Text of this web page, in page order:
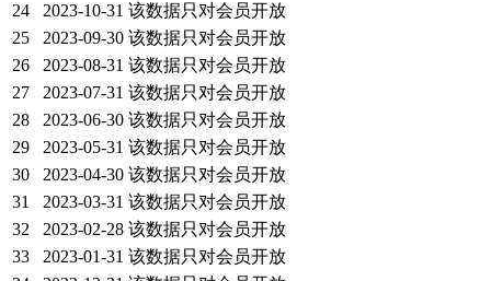
24
2023-10-31 该数据只对会员开放
25
2023-09-30 该数据只对会员开放
26
2023-08-31 该数据只对会员开放
27
2023-07-31 该数据只对会员开放
28
2023-06-30 该数据只对会员开放
29
2023-05-31 该数据只对会员开放
30
2023-04-30 该数据只对会员开放
31
2023-03-31 该数据只对会员开放
32
2023-02-28 该数据只对会员开放
33
2023-01-31 该数据只对会员开放